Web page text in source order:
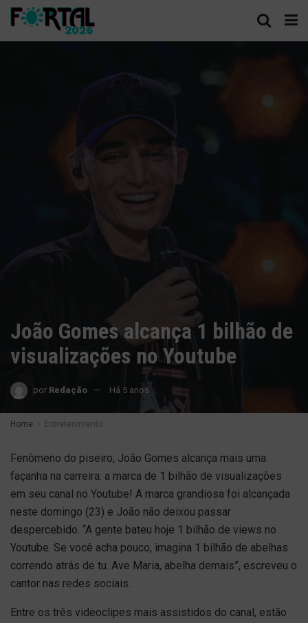
João Gomes alcança 1 bilhão de
visualizações no Youtube
por Redação Há 5 anos
Home Entretenimento
Fenômeno do piseiro, João Gomes alcança mais uma
façanha na carreira: a marca de 1 bilhão de visualizações
em seu canal no Youtube! A marca grandiosa foi alcançada
neste domingo (23) e João não deixou passar
despercebido. “A gente bateu hoje 1 bilhão de views no
Youtube. Se você acha pouco, imagina 1 bilhão de abelhas
correndo atrás de tu. Ave Maria, abelha demais”, escreveu o
cantor nas redes sociais.
Entre os três videoclipes mais assistidos do canal, estão